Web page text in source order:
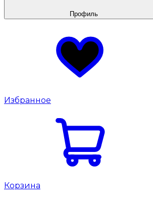
Профиль
Избранное
Корзина